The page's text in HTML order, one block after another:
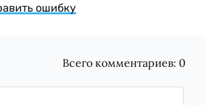
ошибку
Всего комментариев: 0